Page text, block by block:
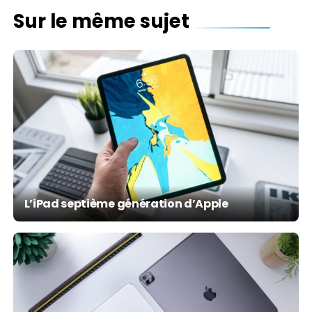
Sur le même sujet
L’iPad septième génération d’Apple